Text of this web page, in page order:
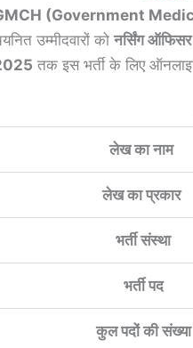
(Government
उम्मीदवारों को नर्सिंग
तक इस भर्ती के लिए
लेख का नाम
लेख का प्रकार
भर्ती संस्था
भर्ती पद
कुल पदों की संख्या